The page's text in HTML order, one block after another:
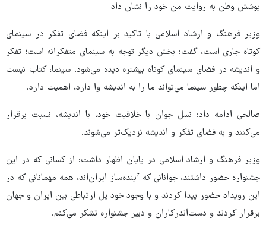
پوشش وطن به روایت من خود را نشان داد
وزیر فرهنگ و ارشاد اسلامی با تاکید بر اینکه فضای تفکر در سینمای
کوتاه جاری است، گفت: بخش دیگر توجه به سینمای متفکرانه است؛ تفکر
و اندیشه در فضای سینمای کوتاه بیشتره دیده می‌شود. سینما، کتاب نیست
اما اینکه چطور سینما می‌تواند ما را به اندیشه وا دارد، اهمیت دارد.
صالحی ادامه داد: نسل جوان با خلاقیت خود، با اندیشه، نسبت برقرار
می‌کنند و به فضای تفکر و اندیشه نزدیک‌تر می‌شوند.
وزیر فرهنگ و ارشاد اسلامی در پایان اظهار داشت: از کسانی که در این
جشنواره حضور داشتند، جوانانی که آینده‌ساز ایران‌اند، همه مهمانانی که در
این رویداد حضور پیدا کردند و با وجود خود پل ارتباطی بین ایران و جهان
برقرار کردند و دست‌اندرکاران و دبیر جشنواره تشکر می‌کنم.